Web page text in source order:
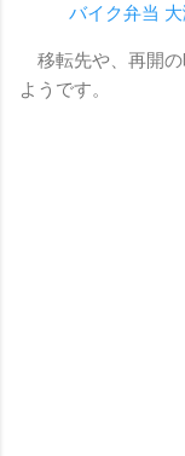
バイク弁当
移転先や、再開の
ようです。